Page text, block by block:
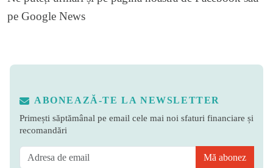
pe Google News
ABONEAZĂ-TE LA NEWSLETTER
Primești săptămânal pe email cele mai noi sfaturi financiare și
recomandări
Mă abonez